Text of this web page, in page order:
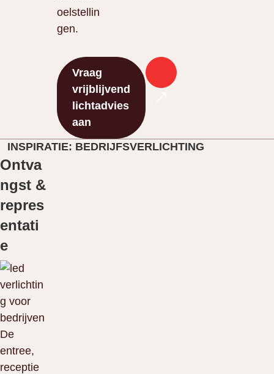
oelstellin
gen.
Vraag
vrijblijvend
lichtadvies
aan
INSPIRATIE: BEDRIJFSVERLICHTING
Ontva
ngst &
repres
entati
e
De
entree,
receptie